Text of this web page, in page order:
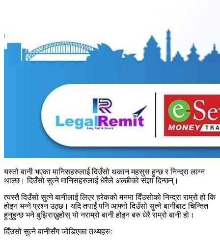
यस्तो बानी भएका मानिसहरुलाई दिउँसो थकान महसुस हुन्छ र निन्द्रा लाग्न
थाल्छ। दिउँसो सुत्ने मानिसहरुलाई धेरैले अल्छीको संज्ञा दिन्छन्।
त्यस्तै दिउँसो सुत्ने बानीलाई लिएर हरेकको मनमा दिँउसोको निन्द्रा राम्रो हो कि
होइन भन्ने प्रश्न उठ्छ। यदि तपाईं पनि आफ्नो दिउँसो सुत्ने बानीबाट चिन्तित
हुनुहुन्छ भने बुझिराख्नुहोस् यो नराम्रो बानी होइन बरु धेरै राम्रो बानी हो।
दिँउसो सुत्ने बानीसँग जोडिएका तथ्यहरुः